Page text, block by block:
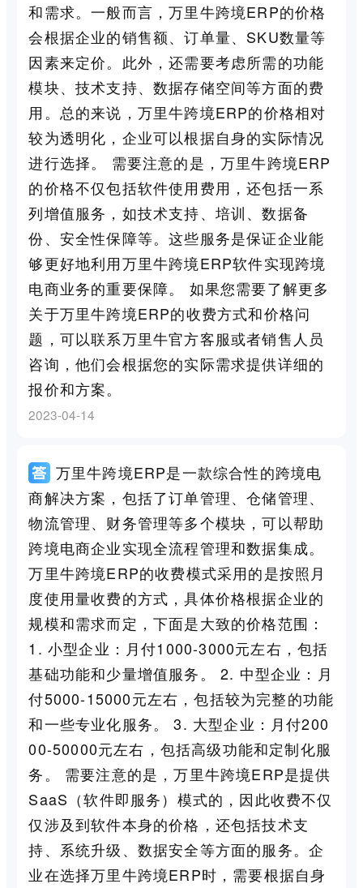
和需求。一般而言，万里牛跨境ERP的价格
会根据企业的销售额、订单量、SKU数量等
因素来定价。此外，还需要考虑所需的功能
模块、技术支持、数据存储空间等方面的费
用。总的来说，万里牛跨境ERP的价格相对
较为透明化，企业可以根据自身的实际情况
进行选择。 需要注意的是，万里牛跨境ERP
的价格不仅包括软件使用费用，还包括一系
列增值服务，如技术支持、培训、数据备
份、安全性保障等。这些服务是保证企业能
够更好地利用万里牛跨境ERP软件实现跨境
电商业务的重要保障。 如果您需要了解更多
关于万里牛跨境ERP的收费方式和价格问
题，可以联系万里牛官方客服或者销售人员
咨询，他们会根据您的实际需求提供详细的
报价和方案。
2023-04-14
万里牛跨境ERP是一款综合性的跨境电
商解决方案，包括了订单管理、仓储管理、
物流管理、财务管理等多个模块，可以帮助
跨境电商企业实现全流程管理和数据集成。
万里牛跨境ERP的收费模式采用的是按照月
度使用量收费的方式，具体价格根据企业的
规模和需求而定，下面是大致的价格范围：
1. 小型企业：月付1000-3000元左右，包括
基础功能和少量增值服务。 2. 中型企业：月
付5000-15000元左右，包括较为完整的功能
和一些专业化服务。 3. 大型企业：月付200
00-50000元左右，包括高级功能和定制化服
务。 需要注意的是，万里牛跨境ERP是提供
SaaS（软件即服务）模式的，因此收费不仅
仅涉及到软件本身的价格，还包括技术支
持、系统升级、数据安全等方面的服务。企
业在选择万里牛跨境ERP时，需要根据自身